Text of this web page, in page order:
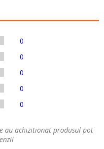
0
0
0
0
0
au achizitionat produsul pot